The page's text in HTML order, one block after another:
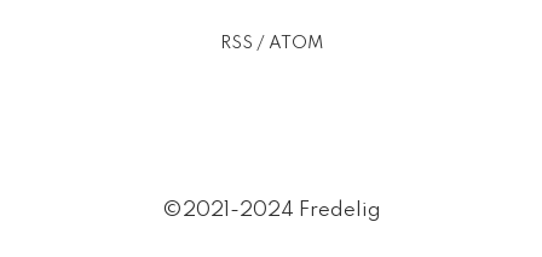
RSS / ATOM
©2021-2024 Fredelig